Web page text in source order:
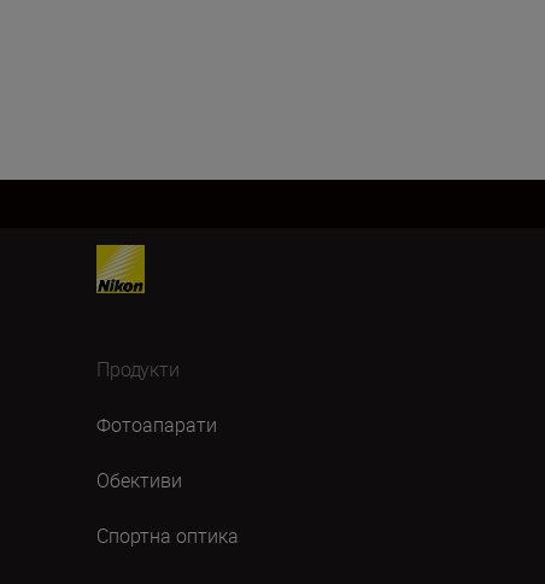
Продукти
Фотоапарати
Обективи
Спортна оптика